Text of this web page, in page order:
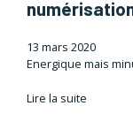
13 mars 2020
Energique mais
Lire la suite